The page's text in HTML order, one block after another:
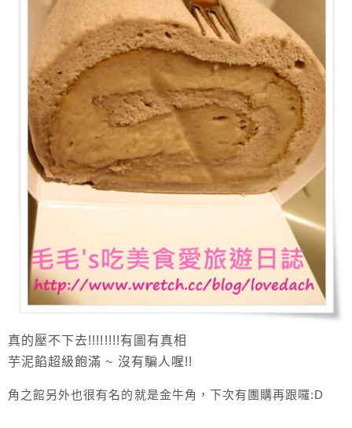
真的壓不下去!!!!!!!!有圖有真相
芋泥餡超級飽滿 ~ 沒有騙人喔!!
角之館另外也很有名的就是金牛角，下次有團購再跟囉:D